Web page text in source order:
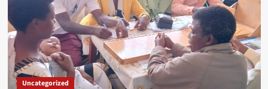
Uncategorized